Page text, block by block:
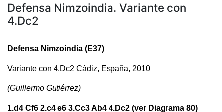
Defensa Nimzoindia. Variante con
4.Dc2
Defensa Nimzoindia (E37)
Variante con 4.Dc2 Cádiz, España, 2010
(Guillermo Gutiérrez)
1.d4 Cf6 2.c4 e6 3.Cc3 Ab4 4.Dc2 (ver Diagrama 80)